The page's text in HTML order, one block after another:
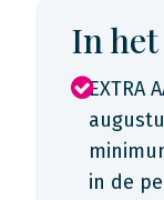
In
EXTRA
in de